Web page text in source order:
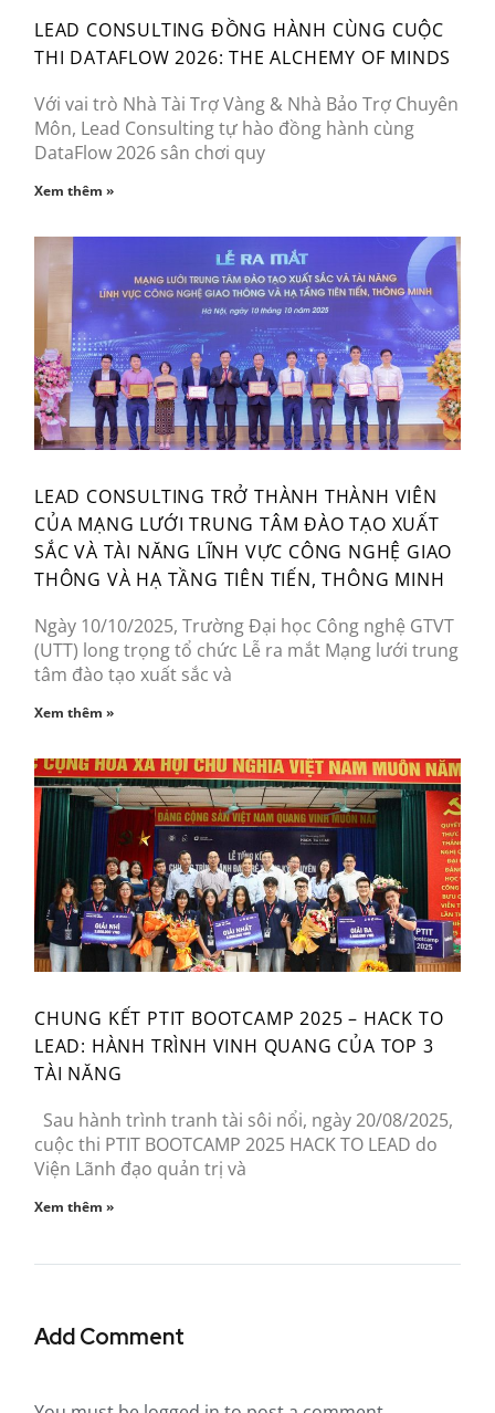
LEAD CONSULTING ĐỒNG HÀNH CÙNG CUỘC
THI DATAFLOW 2026: THE ALCHEMY OF MINDS
Với vai trò Nhà Tài Trợ Vàng & Nhà Bảo Trợ Chuyên
Môn, Lead Consulting tự hào đồng hành cùng
DataFlow 2026 sân chơi quy
Xem thêm »
LEAD CONSULTING TRỞ THÀNH THÀNH VIÊN
CỦA MẠNG LƯỚI TRUNG TÂM ĐÀO TẠO XUẤT
SẮC VÀ TÀI NĂNG LĨNH VỰC CÔNG NGHỆ GIAO
THÔNG VÀ HẠ TẦNG TIÊN TIẾN, THÔNG MINH
Ngày 10/10/2025, Trường Đại học Công nghệ GTVT
(UTT) long trọng tổ chức Lễ ra mắt Mạng lưới trung
tâm đào tạo xuất sắc và
Xem thêm »
CHUNG KẾT PTIT BOOTCAMP 2025 – HACK TO
LEAD: HÀNH TRÌNH VINH QUANG CỦA TOP 3
TÀI NĂNG
Sau hành trình tranh tài sôi nổi, ngày 20/08/2025,
cuộc thi PTIT BOOTCAMP 2025 HACK TO LEAD do
Viện Lãnh đạo quản trị và
Xem thêm »
Add Comment